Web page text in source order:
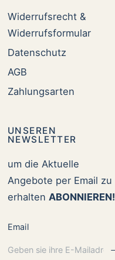
Widerrufsrecht &
Widerrufsformular
Datenschutz
AGB
Zahlungsarten
UNSEREN
NEWSLETTER
um die Aktuelle
Angebote per Email zu
erhalten ABONNIEREN!
Email